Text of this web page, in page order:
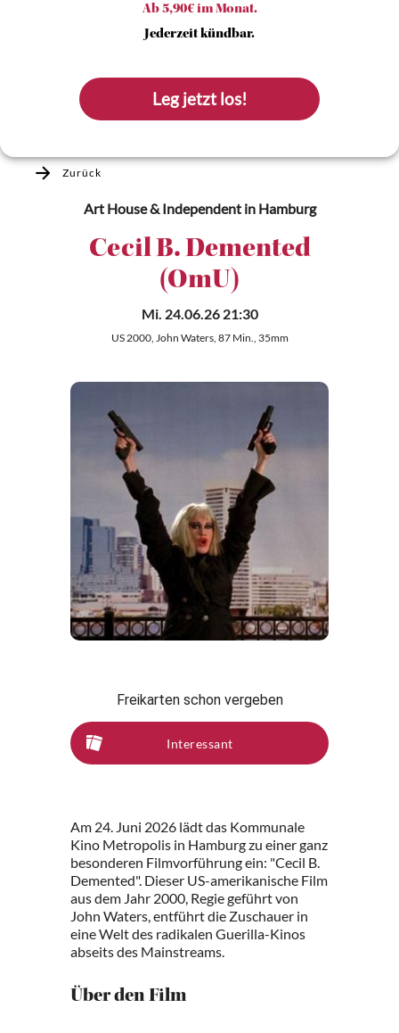
Ab 5,90€ im Monat.
Jederzeit kündbar.
Leg jetzt los!
Zurück
Art House & Independentin Hamburg
Cecil B. Demented
(OmU)
Mi. 24.06.26 21:30
US 2000, John Waters, 87 Min., 35mm
Freikarten schon vergeben
Interessant
Am 24. Juni 2026 lädt das Kommunale
Kino Metropolis in Hamburg zu einer ganz
besonderen Filmvorführung ein: "Cecil B.
Demented". Dieser US-amerikanische Film
aus dem Jahr 2000, Regie geführt von
John Waters, entführt die Zuschauer in
eine Welt des radikalen Guerilla-Kinos
abseits des Mainstreams.
Über den Film